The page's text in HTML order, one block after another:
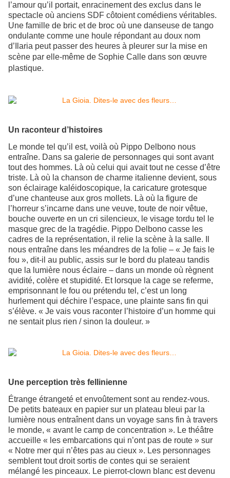
l’amour qu’il portait, enracinement des exclus dans le
spectacle où anciens SDF côtoient comédiens véritables.
Une famille de bric et de broc où une danseuse de tango
ondulante comme une houle répondant au doux nom
d’Ilaria peut passer des heures à pleurer sur la mise en
scène par elle-même de Sophie Calle dans son œuvre
plastique.
Un raconteur d’histoires
Le monde tel qu’il est, voilà où Pippo Delbono nous
entraîne. Dans sa galerie de personnages qui sont avant
tout des hommes. Là où celui qui avait tout ne cesse d’être
triste. Là où la chanson de charme italienne devient, sous
son éclairage kaléidoscopique, la caricature grotesque
d’une chanteuse aux gros mollets. Là où la figure de
l’horreur s’incarne dans une veuve, toute de noir vêtue,
bouche ouverte en un cri silencieux, le visage tordu tel le
masque grec de la tragédie. Pippo Delbono casse les
cadres de la représentation, il relie la scène à la salle. Il
nous entraîne dans les méandres de la folie – « Je fais le
fou », dit-il au public, assis sur le bord du plateau tandis
que la lumière nous éclaire – dans un monde où règnent
avidité, colère et stupidité. Et lorsque la cage se referme,
emprisonnant le fou ou prétendu tel, c’est un long
hurlement qui déchire l’espace, une plainte sans fin qui
s’élève. « Je vais vous raconter l’histoire d’un homme qui
ne sentait plus rien / sinon la douleur. »
Une perception très fellinienne
Étrange étrangeté et envoûtement sont au rendez-vous.
De petits bateaux en papier sur un plateau bleui par la
lumière nous entraînent dans un voyage sans fin à travers
le monde, « avant le camp de concentration ». Le théâtre
accueille « les embarcations qui n’ont pas de route » sur
« Notre mer qui n’êtes pas au cieux ». Les personnages
semblent tout droit sortis de contes qui se seraient
mélangé les pinceaux. Le pierrot-clown blanc est devenu